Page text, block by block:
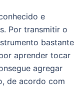
e
Por transmitir o
bastante
aprender tocar
agregar
de acordo com